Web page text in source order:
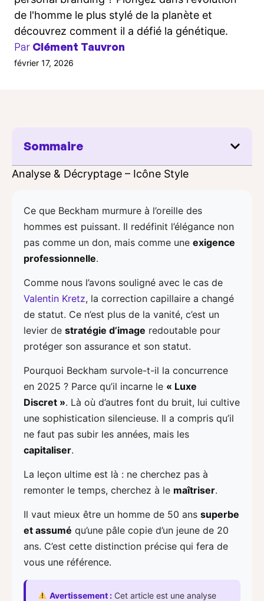
de l'homme le plus stylé de la planète et
découvrez comment il a défié la génétique.
Par Clément Tauvron
février 17, 2026
Sommaire
Analyse & Décryptage – Icône Style
Ce que Beckham murmure à l’oreille des
hommes est puissant. Il redéfinit l’élégance non
pas comme un don, mais comme une exigence
professionnelle.
Comme nous l’avons souligné avec le cas de
Valentin Kretz, la correction capillaire a changé
de statut. Ce n’est plus de la vanité, c’est un
levier de stratégie d’image redoutable pour
protéger son assurance et son statut.
Pourquoi Beckham survole-t-il la concurrence
en 2025 ? Parce qu’il incarne le « Luxe
Discret ». Là où d’autres font du bruit, lui cultive
une sophistication silencieuse. Il a compris qu’il
ne faut pas subir les années, mais les
capitaliser.
La leçon ultime est là : ne cherchez pas à
remonter le temps, cherchez à le maîtriser.
Il vaut mieux être un homme de 50 ans superbe
et assumé qu’une pâle copie d’un jeune de 20
ans. C’est cette distinction précise qui fera de
vous une référence.
Avertissement :Cet article est une analyse